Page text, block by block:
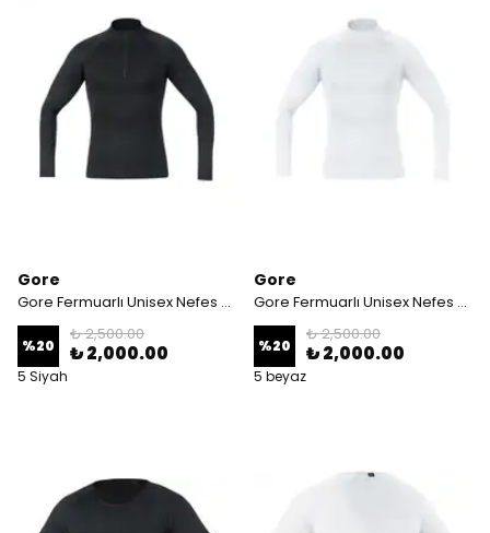
Gore
Gore Fermuarlı Unisex Nefes Alan Termal İçlik/ Siyah
%20
₺ 2,500.00
₺ 2,000.00
5 Siyah
Gore
Gore Fermuarlı Unisex Nefes Alan Termal İçlik/ Beyaz
%20
₺ 2,500.00
₺ 2,000.00
5 beyaz